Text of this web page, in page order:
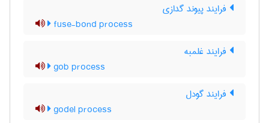
فرایند پیوند گدازی
fuse-bond process
فرایند غلمبه
gob process
فرایند گودل
godel process